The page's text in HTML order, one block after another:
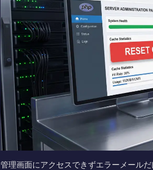
管理画面にアクセスできずエラーメール